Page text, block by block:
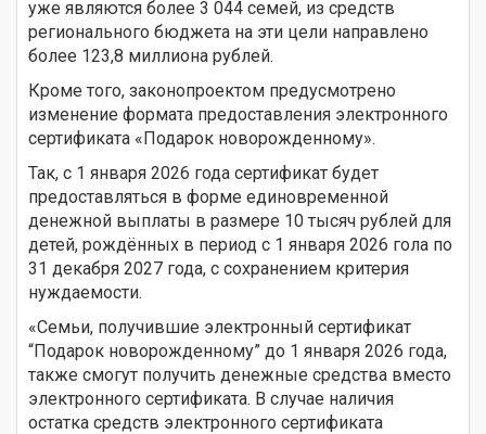
уже являются более 3 044 семей, из средств
регионального бюджета на эти цели направлено
более 123,8 миллиона рублей.
Кроме того, законопроектом предусмотрено
изменение формата предоставления электронного
сертификата «Подарок новорожденному».
Так, с 1 января 2026 года сертификат будет
предоставляться в форме единовременной
денежной выплаты в размере 10 тысяч рублей для
детей, рождённых в период с 1 января 2026 гола по
31 декабря 2027 года, с сохранением критерия
нуждаемости.
«Семьи, получившие электронный сертификат
“Подарок новорожденному” до 1 января 2026 года,
также смогут получить денежные средства вместо
электронного сертификата. В случае наличия
остатка средств электронного сертификата